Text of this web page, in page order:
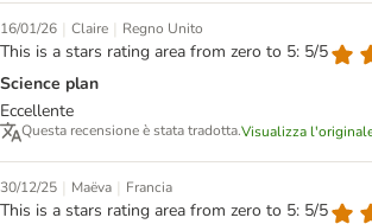
16/01/26 | Claire | Regno Unito
This is a stars rating area from zero to 5: 5/5
Science plan
Eccellente
Questa recensione è stata tradotta.Visualizza
30/12/25 | Maëva | Francia
This is a stars rating area from zero to 5: 5/5